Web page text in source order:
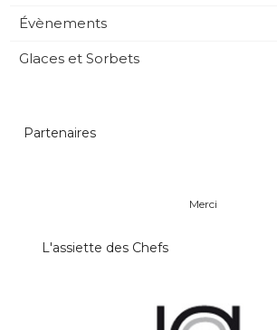
Évènements
Glaces et Sorbets
Partenaires
Merci
L'assiette des Chefs